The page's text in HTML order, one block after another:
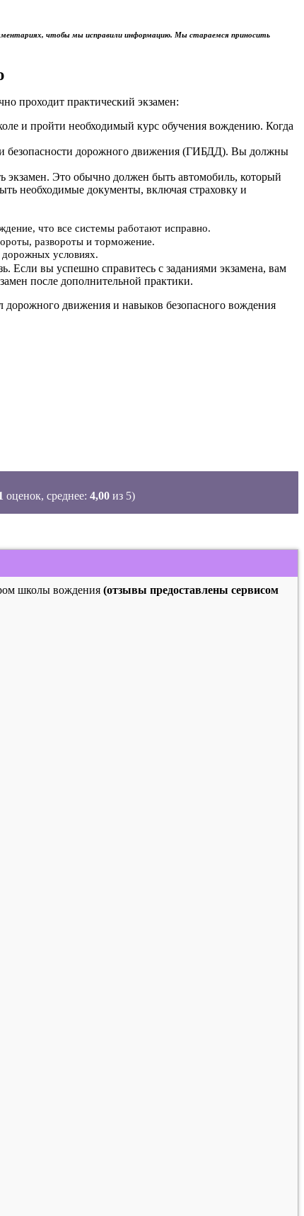
чтобы мы исправили информацию. Мы стараемся приносить
проходит практический экзамен:
и пройти необходимый курс обучения вождению. Когда
безопасности дорожного движения (ГИБДД). Вы должны
экзамен. Это обычно должен быть автомобиль, который
необходимые документы, включая страховку и
что все системы работают исправно.
развороты и торможение.
дорожных условиях.
Если вы успешно справитесь с заданиями экзамена, вам
после дополнительной практики.
движения и навыков безопасного вождения
оценок, среднее: 4,00 из 5)
школы вождения (отзывы предоставлены сервисом